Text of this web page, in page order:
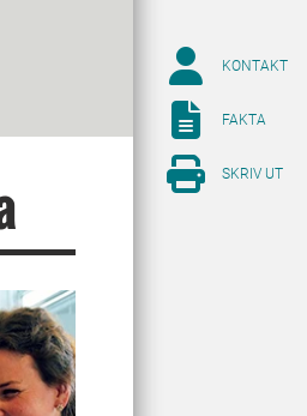
KONTAKT
FAKTA
SKRIV UT